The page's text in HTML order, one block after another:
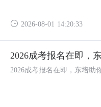
2026-08-01 14:20:33
2026成考报名在即，
2026成考报名在即，东培助